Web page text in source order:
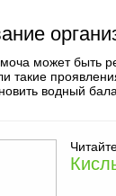
может быть
такие
водный